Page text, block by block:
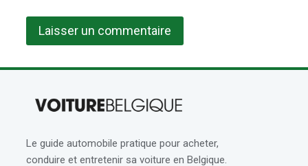
Le guide automobile pratique pour acheter,
conduire et entretenir sa voiture en Belgique.